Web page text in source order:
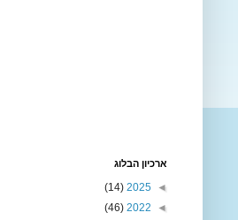
ארכיון הבלוג
◄
2025
(14)
◄
2022
(46)